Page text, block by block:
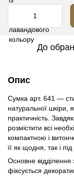
До
Опис
Сумка арт. 641 —
натуральної шкіри,
практичність.
розмістити всі
компактною і
її як щодня, так і
Основне відділення
фіксується